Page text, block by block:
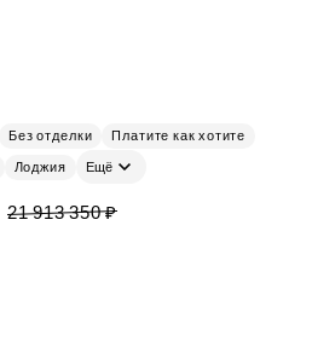
Без отделки Платите как хотите
Лоджия Ещё
21 913 350 ₽